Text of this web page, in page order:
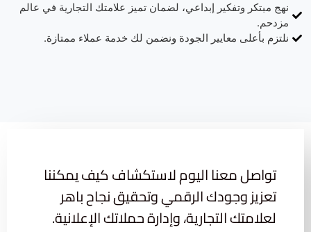
نهج مبتكر وتفكير إبداعي، لضمان تميز علامتك التجارية في عالم
مزدحم.
نلتزم بأعلى معايير الجودة ونضمن لك خدمة عملاء ممتازة.
تواصل معنا اليوم لاستكشاف كيف يمكننا
تعزيز وجودك الرقمي وتحقيق نجاح باهر
لعلامتك التجارية، وإدارة حملاتك الإعلانية.